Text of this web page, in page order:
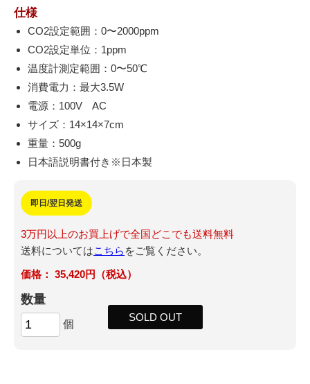
仕様
CO2設定範囲：0〜2000ppm
CO2設定単位：1ppm
温度計測定範囲：0〜50℃
消費電力：最大3.5W
電源：100V AC
サイズ：14×14×7cm
重量：500g
日本語説明書付き※日本製
即日/翌日発送
3万円以上のお買上げで全国どこでも送料無料
送料についてはこちら をご覧ください。
35,420円（税込）
数量
個
SOLD OUT